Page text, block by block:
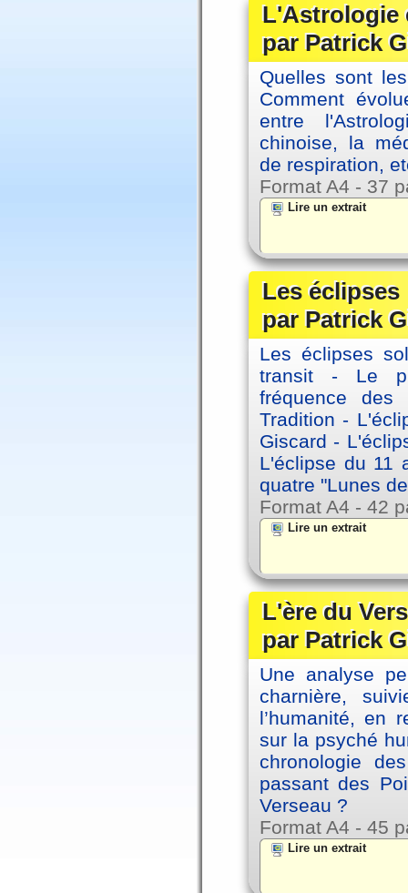
L'Astrologie
par Patrick
Quelles sont
Comment
entre
chinoise, la
de respiration,
Format A4 - 37
Lire un extrait
Les éclipses
par Patrick
Les éclipses
transit - Le
fréquence
Tradition -
Giscard -
L'éclipse du 11
quatre "Lunes
Format A4 - 42
Lire un extrait
L'ère du
par Patrick
Une analyse
charnière,
l’humanité, en
sur la psyché
chronologie
passant des
Verseau ?
Format A4 - 45
Lire un extrait